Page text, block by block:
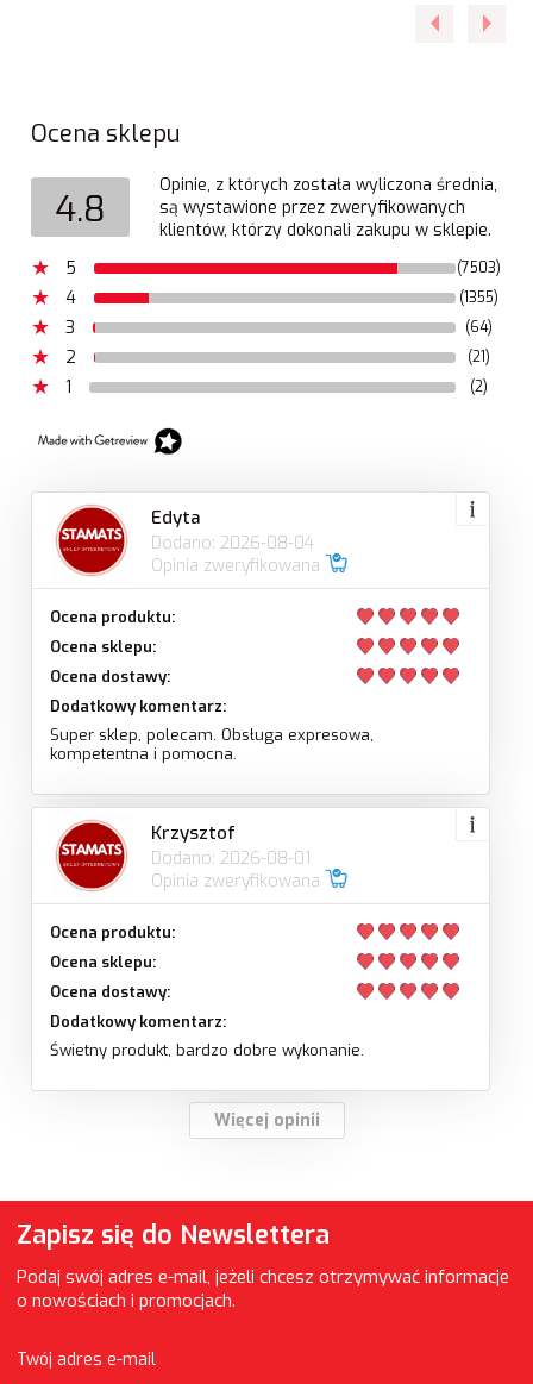
Ocena sklepu
4.8
Opinie, z których została wyliczona średnia,
są wystawione przez zweryfikowanych
klientów, którzy dokonali zakupu w sklepie.
5
(7503)
4 (1355)
3 (64)
2 (21)
1 (2)
Edyta
Dodano: 2026-08-04
Opinia zweryfikowana
Ocena produktu:
Ocena sklepu:
Ocena dostawy:
Dodatkowy komentarz:
Super sklep, polecam. Obsługa expresowa,
kompetentna i pomocna.
Krzysztof
Dodano: 2026-08-01
Opinia zweryfikowana
Ocena produktu:
Ocena sklepu:
Ocena dostawy:
Dodatkowy komentarz:
Świetny produkt, bardzo dobre wykonanie.
Więcej opinii
Zapisz się do Newslettera
Podaj swój adres e-mail, jeżeli chcesz otrzymywać informacje
o nowościach i promocjach.
Twój adres e-mail